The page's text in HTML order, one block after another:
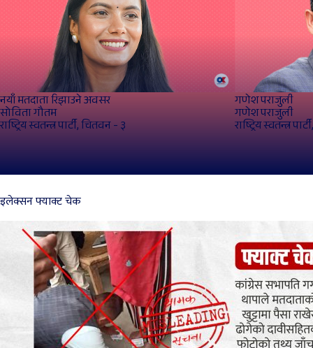
नयाँ मतदाता रिझाउने अवसर
सोविता गौतम
राष्ट्रिय स्वतन्त्र पार्टी, चितवन - ३
गणेश पराजुली
गणेश पराजुली
राष्ट्रिय स्वतन्त्र
इलेक्सन फ्याक्ट चेक